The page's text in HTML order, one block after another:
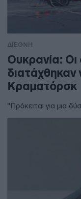
ΔΙΕΘΝΗ
Ουκρανία: Οι
Κραματόρσκ
"Πρόκειται για μια